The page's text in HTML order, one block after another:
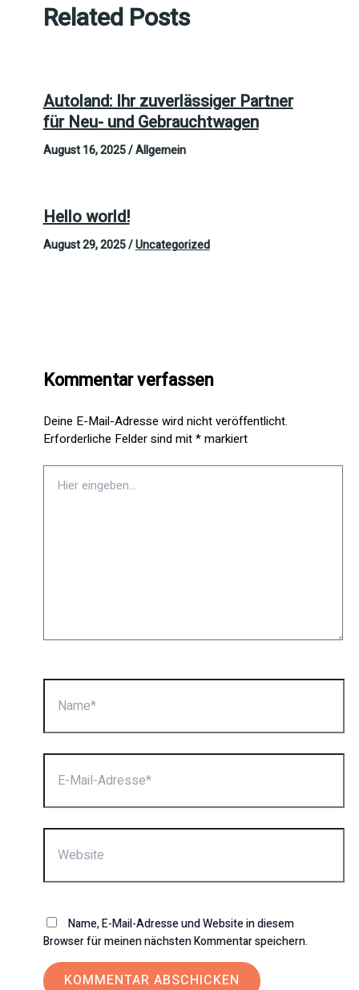
Related Posts
Autoland: Ihr zuverlässiger Partner
für Neu- und Gebrauchtwagen
August 16, 2025/Allgemein
Hello world!
August 29, 2025/Uncategorized
Kommentar verfassen
Deine E-Mail-Adresse wird nicht veröffentlicht.
Erforderliche Felder sind mit*markiert
eingeben…
Name*
E-
Mail-
Website
Name, E-Mail-Adresse und Website in diesem
Browser für meinen nächsten Kommentar speichern.